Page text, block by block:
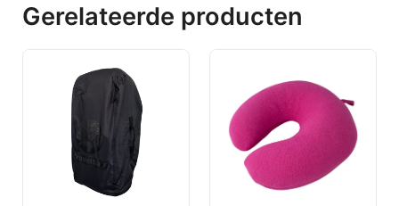
Gerelateerde producten